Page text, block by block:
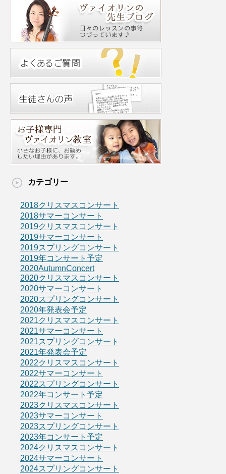
カテゴリー
2018クリスマスコンサート
2018サマーコンサート
2019クリスマスコンサート
2019サマーコンサート
2019スプリングコンサート
2019年コンサート予定
2020AutumnConcert
2020クリスマスコンサート
2020サマーコンサート
2020スプリングコンサート
2020年発表会予定
2021クリスマスコンサート
2021サマーコンサート
2021スプリングコンサート
2021年発表会予定
2022クリスマスコンサート
2022サマーコンサート
2022スプリングコンサート
2022年コンサート予定
2023クリスマスコンサート
2023サマーコンサート
2023スプリングコンサート
2023年コンサート予定
2024クリスマスコンサート
2024サマーコンサート
2024スプリングコンサート